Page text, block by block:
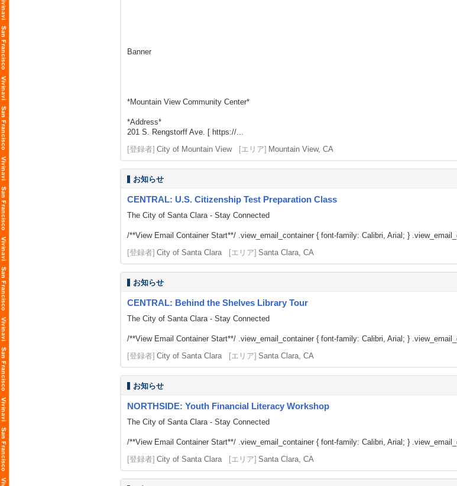
Banner
*Mountain View Community Center*
*Address*
201 S. Rengstorff Ave. [ https://...
[登録者] City of Mountain View [エリア] Mountain View, CA
お知らせ
CENTRAL: U.S. Citizenship Test Preparation Class
The City of Santa Clara - Stay Connected
/**View Email Container Start**/ .view_email_container { font-family: Calibri, Arial; }
[登録者] City of Santa Clara [エリア] Santa Clara, CA
お知らせ
CENTRAL: Behind the Shelves Library Tour
The City of Santa Clara - Stay Connected
/**View Email Container Start**/ .view_email_container { font-family: Calibri, Arial; }
[登録者] City of Santa Clara [エリア] Santa Clara, CA
お知らせ
NORTHSIDE: Youth Financial Literacy Workshop
The City of Santa Clara - Stay Connected
/**View Email Container Start**/ .view_email_container { font-family: Calibri, Arial; }
[登録者] City of Santa Clara [エリア] Santa Clara, CA